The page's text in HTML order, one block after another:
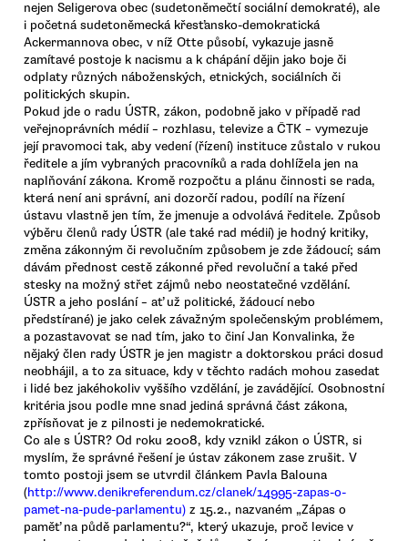
nejen Seligerova obec (sudetoněmečtí sociální demokraté), ale
i početná sudetoněmecká křesťansko-demokratická
Ackermannova obec, v níž Otte působí, vykazuje jasně
zamítavé postoje k nacismu a k chápání dějin jako boje či
odplaty různých náboženských, etnických, sociálních či
politických skupin.
Pokud jde o radu ÚSTR, zákon, podobně jako v případě rad
veřejnoprávních médií – rozhlasu, televize a ČTK – vymezuje
její pravomoci tak, aby vedení (řízení) instituce zůstalo v rukou
ředitele a jím vybraných pracovníků a rada dohlížela jen na
naplňování zákona. Kromě rozpočtu a plánu činnosti se rada,
která není ani správní, ani dozorčí radou, podílí na řízení
ústavu vlastně jen tím, že jmenuje a odvolává ředitele. Způsob
výběru členů rady ÚSTR (ale také rad médií) je hodný kritiky,
změna zákonným či revolučním způsobem je zde žádoucí; sám
dávám přednost cestě zákonné před revoluční a také před
stesky na možný střet zájmů nebo neostatečné vzdělání.
ÚSTR a jeho poslání – ať už politické, žádoucí nebo
předstírané) je jako celek závažným společenským problémem,
a pozastavovat se nad tím, jako to činí Jan Konvalinka, že
nějaký člen rady ÚSTR je jen magistr a doktorskou práci dosud
neobhájil, a to za situace, kdy v těchto radách mohou zasedat
i lidé bez jakéhokoliv vyššího vzdělání, je zavádějící. Osobnostní
kritéria jsou podle mne snad jediná správná část zákona,
zpřísňovat je z pilnosti je nedemokratické.
Co ale s ÚSTR? Od roku 2008, kdy vznikl zákon o ÚSTR, si
myslím, že správné řešení je ústav zákonem zase zrušit. V
tomto postoji jsem se utvrdil článkem Pavla Balouna
(http://www.denikreferendum.cz/clanek/14995-zapas-o-
pamet-na-pude-parlamentu) z 15.2., nazvaném „Zápas o
paměť na půdě parlamentu?“, který ukazuje, proč levice v